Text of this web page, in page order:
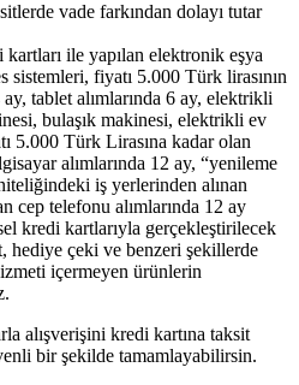
vade farkından dolayı tutar
kartları ile yapılan elektronik eşya
sistemleri, fiyatı 5.000 Türk lirasının
tablet alımlarında 6 ay, elektrikli
bulaşık makinesi, elektrikli ev
5.000 Türk Lirasına kadar olan
alımlarında 12 ay, “yenileme
iş yerlerinden alınan
cep telefonu alımlarında 12 ay
kredi kartlarıyla gerçekleştirilecek
hediye çeki ve benzeri şekillerde
içermeyen ürünlerin
alışverişini kredi kartına taksit
bir şekilde tamamlayabilirsin.